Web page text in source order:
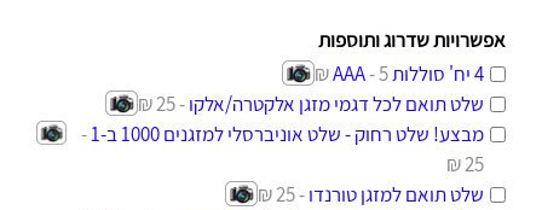
אפשרויות שדרוג ותוספות
4 יח' סוללות AAA
- 5 ₪
שלט תואם לכל דגמי מזגן אלקטרה/אלקו- 25 ₪
מבצע! שלט רחוק - שלט אוניברסלי למזגנים 1000 ב-1
-
25 ₪
שלט תואם למזגן טורנדו- 25 ₪